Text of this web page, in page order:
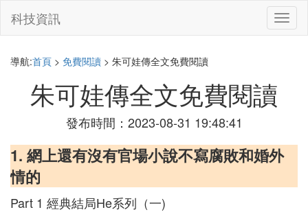
切
換
科技資訊
導航:首頁 > 免費閱讀 > 朱可娃傳全文免費閱讀
朱可娃傳全文免費閱讀
發布時間：2023-08-31 19:48:41
1. 網上還有沒有官場小說不寫腐敗和婚外
情的
Part 1 經典結局He系列（一)